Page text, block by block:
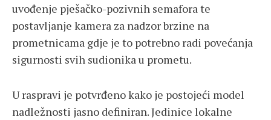
uvođenje pješačko-pozivnih semafora te
postavljanje kamera za nadzor brzine na
prometnicama gdje je to potrebno radi povećanja
sigurnosti svih sudionika u prometu.
U raspravi je potvrđeno kako je postojeći model
nadležnosti jasno definiran. Jedinice lokalne